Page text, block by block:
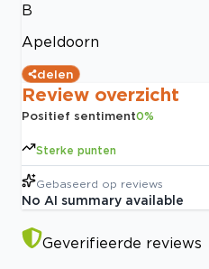
B
Apeldoorn
delen
Review overzicht
Positief sentiment0%
Sterke punten
Gebaseerd op reviews
No AI summary available
Geverifieerde reviews